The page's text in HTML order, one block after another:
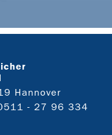
Hannover
- 27 96 334